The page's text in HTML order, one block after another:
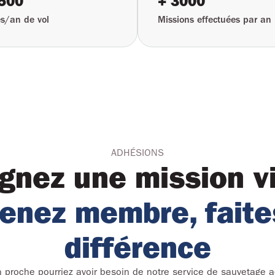
an de vol Missions effectuées par an
ADHÉSIONS
une mission
membre,
différence
proche pourriez avoir besoin de notre service de sauvetage